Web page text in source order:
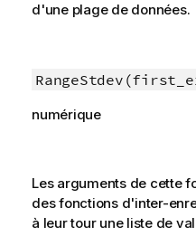
d'une plage de données.
numérique
Les arguments de cette
des fonctions d'inter-
à leur tour une liste de